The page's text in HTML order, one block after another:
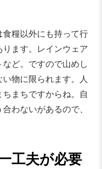
糧以外にも持って行
ます。レインウェア
ど。ですので山めし
物に限られます。人
まちですからね。自
わないがあるので、
工夫が必要